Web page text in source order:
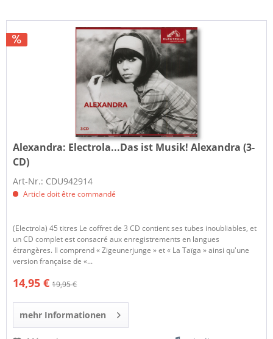
Alexandra: Electrola...Das ist Musik! Alexandra (3-
CD)
Art-Nr.: CDU942914
Article doit être commandé
(Electrola) 45 titres Le coffret de 3 CD contient ses tubes inoubliables, et
un CD complet est consacré aux enregistrements en langues
étrangères. Il comprend « Zigeunerjunge » et « La Taïga » ainsi qu'une
version française de «...
14,95 € 19,95 €
mehr Informationen